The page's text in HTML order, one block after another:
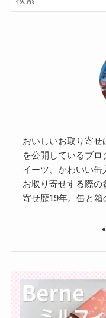
おいしいお取り寄
を公開しているブ
イーツ、かわいい缶
お取り寄せする際の
寄せ歴19年。缶と箱